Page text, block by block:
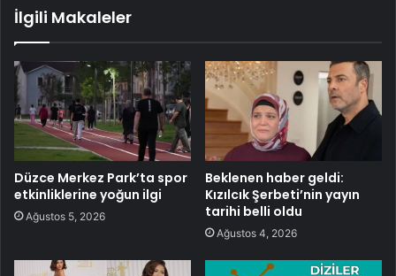
İlgili Makaleler
Düzce Merkez Park’ta spor
etkinliklerine yoğun ilgi
Ağustos 5, 2026
Beklenen haber geldi:
Kızılcık Şerbeti’nin yayın
tarihi belli oldu
Ağustos 4, 2026